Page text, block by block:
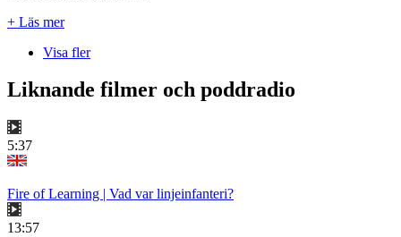
+ Läs mer
Visa fler
Liknande filmer och poddradio
5:37
Fire of Learning | Vad var linjeinfanteri?
13:57